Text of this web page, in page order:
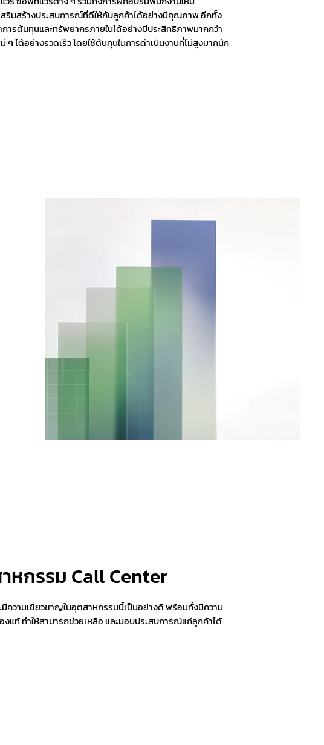
สริมสร้างประสบการณ์ที่ดีให้กับลูกค้าได้อย่างมีคุณภาพ อีกทั้ง
ารต้นทุนและทรัพยากรภายในได้อย่างมีประสิทธิภาพมากกว่า
ๆ ได้อย่างรวดเร็ว โดยใช้ต้นทุนในการดำเนินงานที่ไม่สูงมากนัก
หกรรม Call Center
ความเชี่ยวชาญในอุตสาหกรรมนี้เป็นอย่างดี พร้อมทั้งมีความ
งแท้ ทำให้สามารถช่วยเหลือ และมอบประสบการณ์แก่ลูกค้าได้